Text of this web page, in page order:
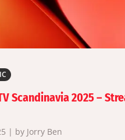
Scandinavia 2025 –
| by Jorry Ben